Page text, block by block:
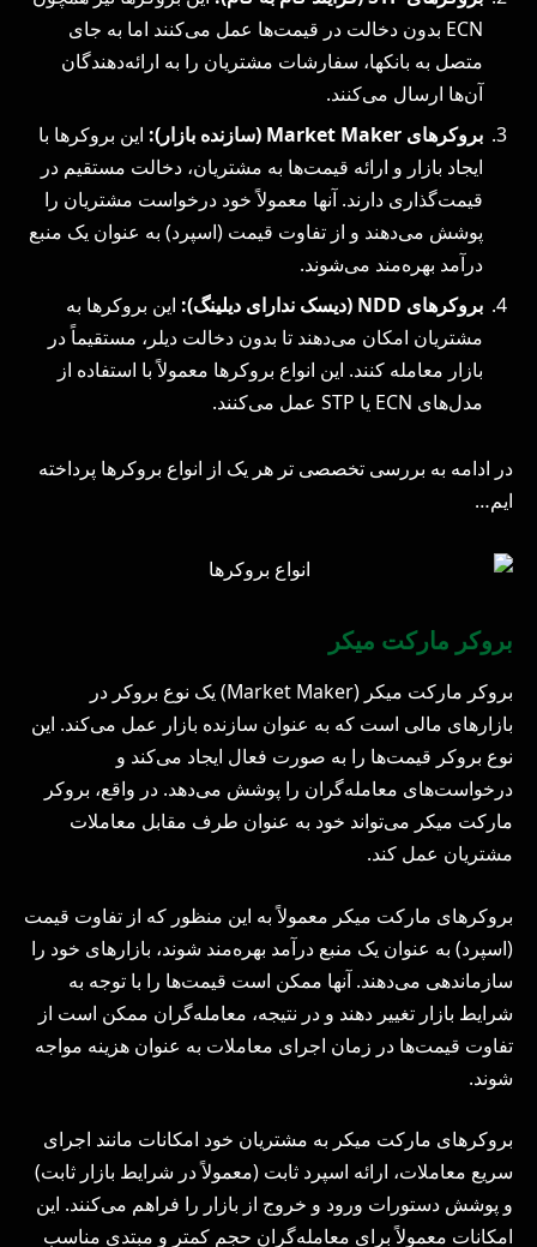
ECN بدون دخالت در قیمت‌ها عمل می‌کنند اما به جای
متصل به بانکها، سفارشات مشتریان را به ارائه‌دهندگان
آن‌ها ارسال می‌کنند.
بروکرهای Market Maker (سازنده بازار):
این بروکرها با
ایجاد بازار و ارائه قیمت‌ها به مشتریان، دخالت مستقیم در
قیمت‌گذاری دارند. آنها معمولاً خود درخواست مشتریان را
پوشش می‌دهند و از تفاوت قیمت (اسپرد) به عنوان یک منبع
درآمد بهره‌مند می‌شوند.
بروکرهای NDD (دیسک ندارای دیلینگ):
این بروکرها به
مشتریان امکان می‌دهند تا بدون دخالت دیلر، مستقیماً در
بازار معامله کنند. این انواع بروکرها معمولاً با استفاده از
مدل‌های ECN یا STP عمل می‌کنند.
در ادامه به بررسی تخصصی تر هر یک از انواع بروکرها پرداخته
ایم…
بروکر مارکت میکر
بروکر مارکت میکر (Market Maker) یک نوع بروکر در
بازارهای مالی است که به عنوان سازنده بازار عمل می‌کند. این
نوع بروکر قیمت‌ها را به صورت فعال ایجاد می‌کند و
درخواست‌های معامله‌گران را پوشش می‌دهد. در واقع، بروکر
مارکت میکر می‌تواند خود به عنوان طرف مقابل معاملات
مشتریان عمل کند.
بروکرهای مارکت میکر معمولاً به این منظور که از تفاوت قیمت
(اسپرد) به عنوان یک منبع درآمد بهره‌مند شوند، بازارهای خود را
سازماندهی می‌دهند. آنها ممکن است قیمت‌ها را با توجه به
شرایط بازار تغییر دهند و در نتیجه، معامله‌گران ممکن است از
تفاوت قیمت‌ها در زمان اجرای معاملات به عنوان هزینه مواجه
شوند.
بروکرهای مارکت میکر به مشتریان خود امکانات مانند اجرای
سریع معاملات، ارائه اسپرد ثابت (معمولاً در شرایط بازار ثابت)
و پوشش دستورات ورود و خروج از بازار را فراهم می‌کنند. این
امکانات معمولاً برای معامله‌گران حجم کمتر و مبتدی مناسب